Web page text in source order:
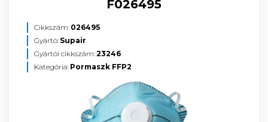
F026495
Cikkszám: 026495
Gyártó: Supair
Gyártói cikkszám:23246
Kategória: Pormaszk FFP2